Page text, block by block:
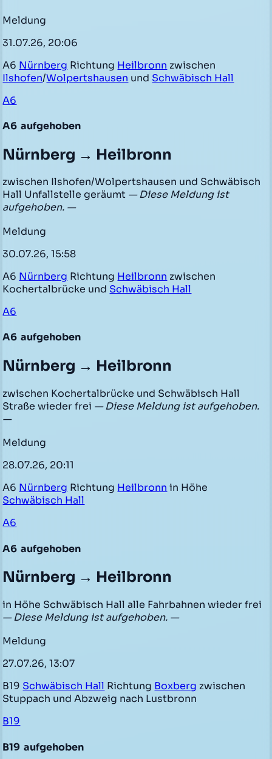
Meldung
31.07.26, 20:06
A6 Nürnberg Richtung Heilbronn zwischen
Ilshofen/Wolpertshausen und Schwäbisch Hall
A6
A6 aufgehoben
Nürnberg → Heilbronn
zwischen Ilshofen/Wolpertshausen und Schwäbisch
Hall Unfallstelle geräumt — Diese Meldung ist
aufgehoben. —
Meldung
30.07.26, 15:58
A6 Nürnberg Richtung Heilbronn zwischen
Kochertalbrücke und Schwäbisch Hall
A6
A6 aufgehoben
Nürnberg → Heilbronn
zwischen Kochertalbrücke und Schwäbisch Hall
Straße wieder frei — Diese Meldung ist aufgehoben.
—
Meldung
28.07.26, 20:11
A6 Nürnberg Richtung Heilbronn in Höhe
Schwäbisch Hall
A6
A6 aufgehoben
Nürnberg → Heilbronn
in Höhe Schwäbisch Hall alle Fahrbahnen wieder frei
— Diese Meldung ist aufgehoben. —
Meldung
27.07.26, 13:07
B19 Schwäbisch Hall Richtung Boxberg zwischen
Stuppach und Abzweig nach Lustbronn
B19
B19 aufgehoben